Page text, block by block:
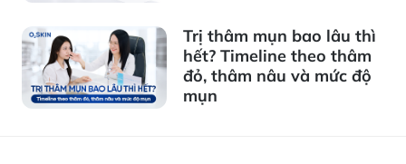
Trị thâm mụn bao lâu thì
hết? Timeline theo thâm
đỏ, thâm nâu và mức độ
mụn